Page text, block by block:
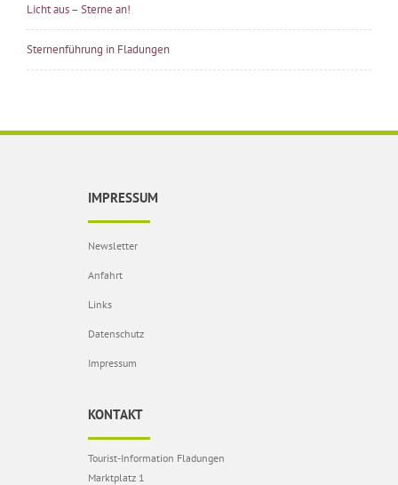
Licht aus – Sterne an!
Sternenführung in Fladungen
IMPRESSUM
Newsletter
Anfahrt
Links
Datenschutz
Impressum
KONTAKT
Tourist-Information Fladungen
Marktplatz 1